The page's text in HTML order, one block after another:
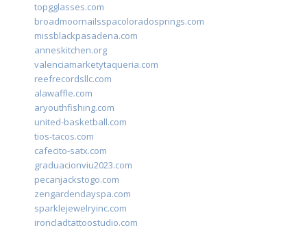
topgglasses.com
broadmoornailsspacoloradosprings.com
missblackpasadena.com
anneskitchen.org
valenciamarketytaqueria.com
reefrecordsllc.com
alawaffle.com
aryouthfishing.com
united-basketball.com
tios-tacos.com
cafecito-satx.com
graduacionviu2023.com
pecanjackstogo.com
zengardendayspa.com
sparklejewelryinc.com
ironcladtattoostudio.com